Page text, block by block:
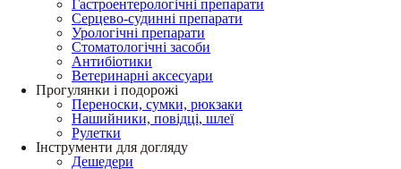
Гастроентерологічні препарати
Серцево-судинні препарати
Урологічні препарати
Стоматологічні засоби
Антибіотики
Ветеринарні аксесуари
Прогулянки і подорожі
Переноски, сумки, рюкзаки
Нашийники, повідці, шлеї
Рулетки
Інструменти для догляду
Дешедери